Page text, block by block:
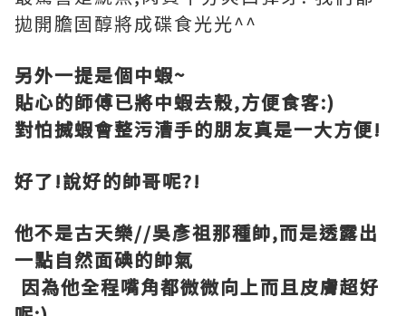
拋開膽固醇將成碟食光光^^
另外一提是個中蝦~
貼心的師傅已將中蝦去殼,方便食客:)
對怕搣蝦會整污漕手的朋友真是一大方便!
好了!說好的帥哥呢?!
他不是古天樂//吳彥祖那種帥,而是透露出
一點自然面碘的帥氣
因為他全程嘴角都微微向上而且皮膚超好